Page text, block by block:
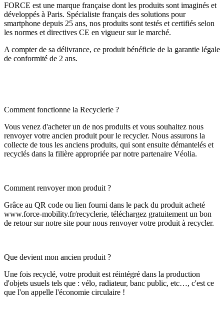
FORCE est une marque française dont les produits sont imaginés et
développés à Paris. Spécialiste français des solutions pour
smartphone depuis 25 ans, nos produits sont testés et certifiés selon
les normes et directives CE en vigueur sur le marché.
A compter de sa délivrance, ce produit bénéficie de la garantie légale
de conformité de 2 ans.
Comment fonctionne la Recyclerie ?
Vous venez d'acheter un de nos produits et vous souhaitez nous
renvoyer votre ancien produit pour le recycler. Nous assurons la
collecte de tous les anciens produits, qui sont ensuite démantelés et
recyclés dans la filière appropriée par notre partenaire Véolia.
Comment renvoyer mon produit ?
Grâce au QR code ou lien fourni dans le pack du produit acheté
www.force-mobility.fr/recyclerie, téléchargez gratuitement un bon
de retour sur notre site pour nous renvoyer votre produit à recycler.
Que devient mon ancien produit ?
Une fois recyclé, votre produit est réintégré dans la production
d'objets usuels tels que : vélo, radiateur, banc public, etc…, c'est ce
que l'on appelle l'économie circulaire !